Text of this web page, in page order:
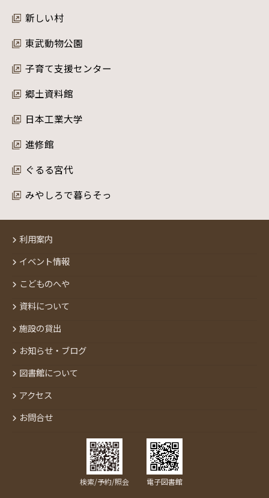
新しい村
東武動物公園
子育て支援センター
郷土資料館
日本工業大学
進修館
ぐるる宮代
みやしろで暮らそっ
利用案内
イベント情報
こどものへや
資料について
施設の貸出
お知らせ・ブログ
図書館について
アクセス
お問合せ
検索/予約/照会 電子図書館